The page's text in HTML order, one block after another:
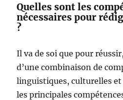
Quelles sont les
nécessaires pour
?
Il va de soi que pour
d’une combinaison de
linguistiques, culturelles et
les principales